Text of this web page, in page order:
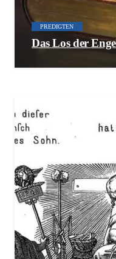
PREDIGTEN
Das Los der